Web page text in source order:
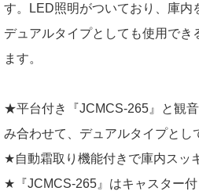
す。LED照明がついており、庫内
デュアルタイプとしても使用でき
ます。
★平台付き『JCMCS-265』と観
み合わせて、デュアルタイプとし
★自動霜取り機能付きで庫内スッ
★『JCMCS-265』はキャスター